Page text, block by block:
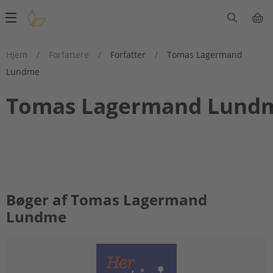
Main
Hjem
/ Forfattere / Forfatter /
Tomas Lagermand
Lundme
Tomas Lagermand
Bøger af Tomas Lagermand
Lundme